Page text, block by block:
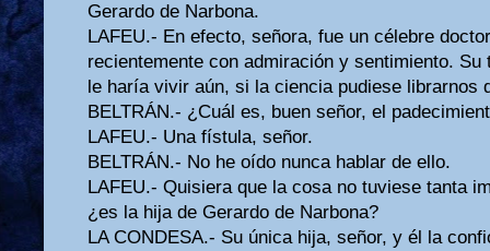
Gerardo de Narbona.
LAFEU.- En efecto, señora, fue un célebre
recientemente con admiración y sentimiento. Su
le haría vivir aún, si la ciencia pudiese librarnos
BELTRÁN.- ¿Cuál es, buen señor, el
LAFEU.- Una fístula, señor.
BELTRÁN.- No he oído nunca hablar de ello.
LAFEU.- Quisiera que la cosa no tuviese tanta
¿es la hija de Gerardo de Narbona?
LA CONDESA.- Su única hija, señor, y él la